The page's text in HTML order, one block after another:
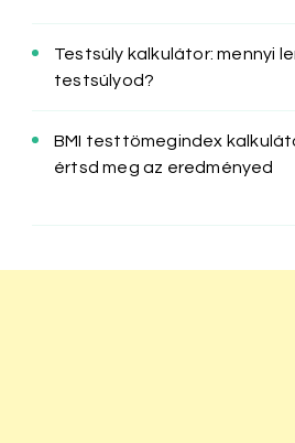
Testsúly kalkulátor: mennyi
testsúlyod?
BMI testtömegindex
értsd meg az eredményed